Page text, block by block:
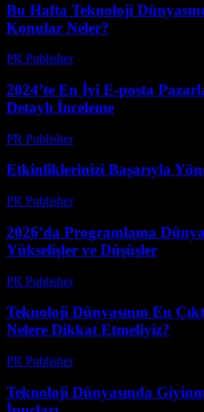
Bu Hafta Teknoloji
Konular Neler?
PR Publisher-
2024’te En İyi E-posta
Detaylı İnceleme
PR Publisher-
Etkinliklerinizi Başarıyla
PR Publisher-
2026’da Programlama
Yükselişler ve Düşüşler
PR Publisher-
Teknoloji Dünyasının En
Nelere Dikkat Etmeliyiz?
PR Publisher-
Teknoloji Dünyasında